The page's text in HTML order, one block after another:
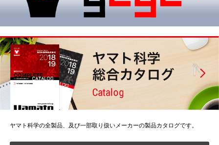
ヤマト科学の全製品、及び一部取り扱いメーカーの製品カタログです。